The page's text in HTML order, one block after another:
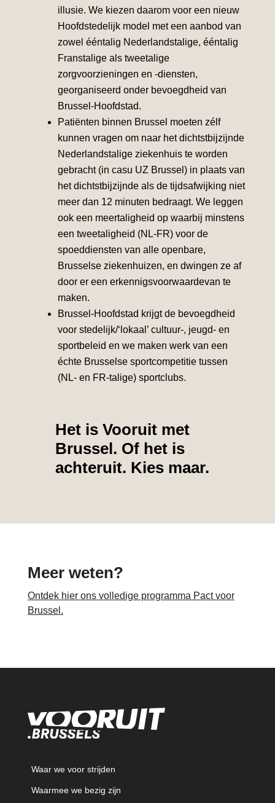
illusie. We kiezen daarom voor een nieuw
Hoofdstedelijk model met een aanbod van
zowel ééntalig Nederlandstalige, ééntalig
Franstalige als tweetalige
zorgvoorzieningen en -diensten,
georganiseerd onder bevoegdheid van
Brussel-Hoofdstad.
Patiënten binnen Brussel moeten zélf
kunnen vragen om naar het dichtstbijzijnde
Nederlandstalige ziekenhuis te worden
gebracht (in casu UZ Brussel) in plaats van
het dichtstbijzijnde als de tijdsafwijking niet
meer dan 12 minuten bedraagt. We leggen
ook een meertaligheid op waarbij minstens
een tweetaligheid (NL-FR) voor de
spoeddiensten van alle openbare,
Brusselse ziekenhuizen, en dwingen ze af
door er een erkennigsvoorwaardevan te
maken.
Brussel-Hoofdstad krijgt de bevoegdheid
voor stedelijk/‘lokaal’ cultuur-, jeugd- en
sportbeleid en we maken werk van een
échte Brusselse sportcompetitie tussen
(NL- en FR-talige) sportclubs.
Het is Vooruit met
Brussel. Of het is
achteruit. Kies maar.
Meer weten?
Ontdek hier ons volledige programma Pact voor
Brussel.
Waar we voor strijden
Waarmee we bezig zijn